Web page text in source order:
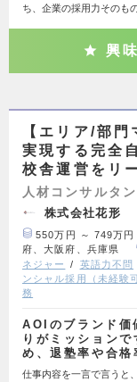
ち、企業の採用力そのも
興
【エリア/部
実現する完全
校舎運営をリ
人材コンサルタ
株式会社花形
550万円 ～ 749万円
府、大阪府、兵庫県
ネジャー
英語力不問
ンシャル採用（未経験
務
AOIのブランド価
りがミッション
め、退塾率や合
仕事内容を一言で言うと